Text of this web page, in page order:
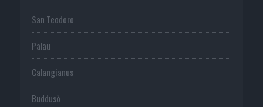
San Teodoro
Palau
Calangianus
Buddusò